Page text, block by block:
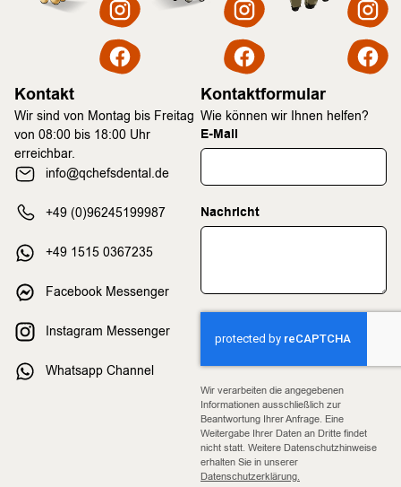
Kontakt
Wir sind von Montag bis Freitag
von 08:00 bis 18:00 Uhr
erreichbar.
info@qchefsdental.de
+49 (0)96245199987
+49 1515 0367235
Facebook Messenger
Instagram Messenger
Whatsapp Channel
Kontaktformular
Wie können wir Ihnen helfen?
E-Mail
Nachricht
Wir verarbeiten die angegebenen
Informationen ausschließlich zur
Beantwortung Ihrer Anfrage. Eine
Weitergabe Ihrer Daten an Dritte findet
nicht statt. Weitere Datenschutzhinweise
erhalten Sie in unserer
Datenschutzerklärung.